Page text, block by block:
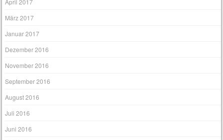
April 2017
März 2017
Januar 2017
Dezember 2016
November 2016
September 2016
August 2016
Juli 2016
Juni 2016